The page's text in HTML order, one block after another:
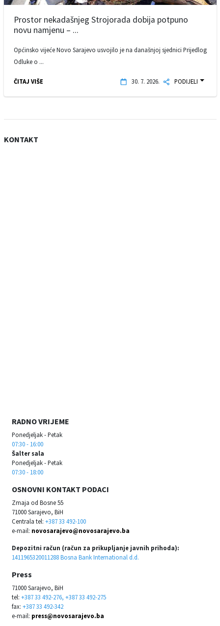
Prostor nekadašnjeg Strojorada dobija potpuno
novu namjenu – ...
Općinsko vijeće Novo Sarajevo usvojilo je na današnjoj sjednici Prijedlog
Odluke o ...
ČITAJ VIŠE 30. 7. 2026. PODIJELI
KONTAKT
RADNO VRIJEME
Ponedjeljak - Petak
07:30 - 16:00
Šalter sala
Ponedjeljak - Petak
07:30 - 18:00
OSNOVNI KONTAKT PODACI
Zmaja od Bosne 55
71000 Sarajevo, BiH
Centrala tel: +387 33 492-100
e-mail: novosarajevo@novosarajevo.ba
Depozitni račun (račun za prikupljanje javnih prihoda):
1411965320011288 Bosna Bank International d.d.
Press
71000 Sarajevo, BiH
tel: +387 33 492-276, +387 33 492-275
fax: +387 33 492-342
e-mail: press@novosarajevo.ba